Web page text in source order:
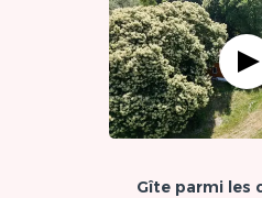
Gîte parmi les